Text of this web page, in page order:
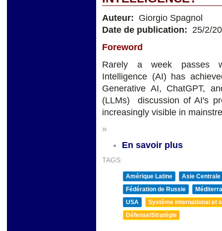
Auteur: Giorgio Spagnol
Date de publication: 25/2/
Foreword
Rarely a week passes
Intelligence (AI) has
Generative AI, ChatGPT,
(LLMs) discussion of AI's
increasingly visible in
»
En savoir plus
TAGS:
Amérique Latine
Asie Centrale
Fédération de Russie
USA
Système international et
Défense/Stratégie